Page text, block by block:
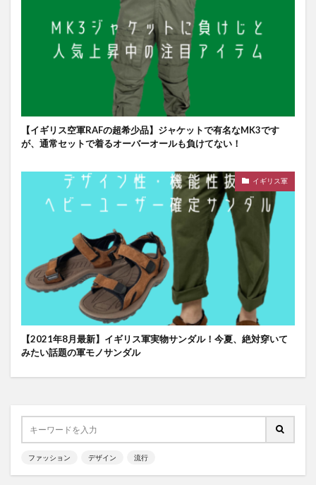
【イギリス空軍RAFの超希少品】ジャケットで有名なMK3です
が、通常セットで着るオーバーオールも負けてない！
イギリス軍
【2021年8月最新】イギリス軍実物サンダル！今夏、絶対穿いて
みたい話題の軍モノサンダル
ファッション デザイン 流行